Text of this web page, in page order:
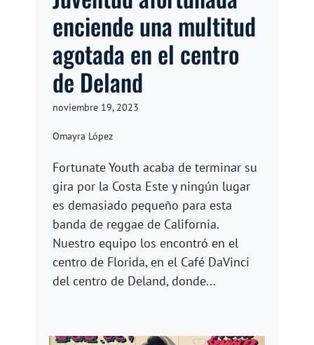
enciende una multitud
agotada en el centro
de Deland
noviembre 19, 2023
Omayra López
Fortunate Youth acaba de terminar su
gira por la Costa Este y ningún lugar
es demasiado pequeño para esta
banda de reggae de California.
Nuestro equipo los encontró en el
centro de Florida, en el Café DaVinci
del centro de Deland, donde...